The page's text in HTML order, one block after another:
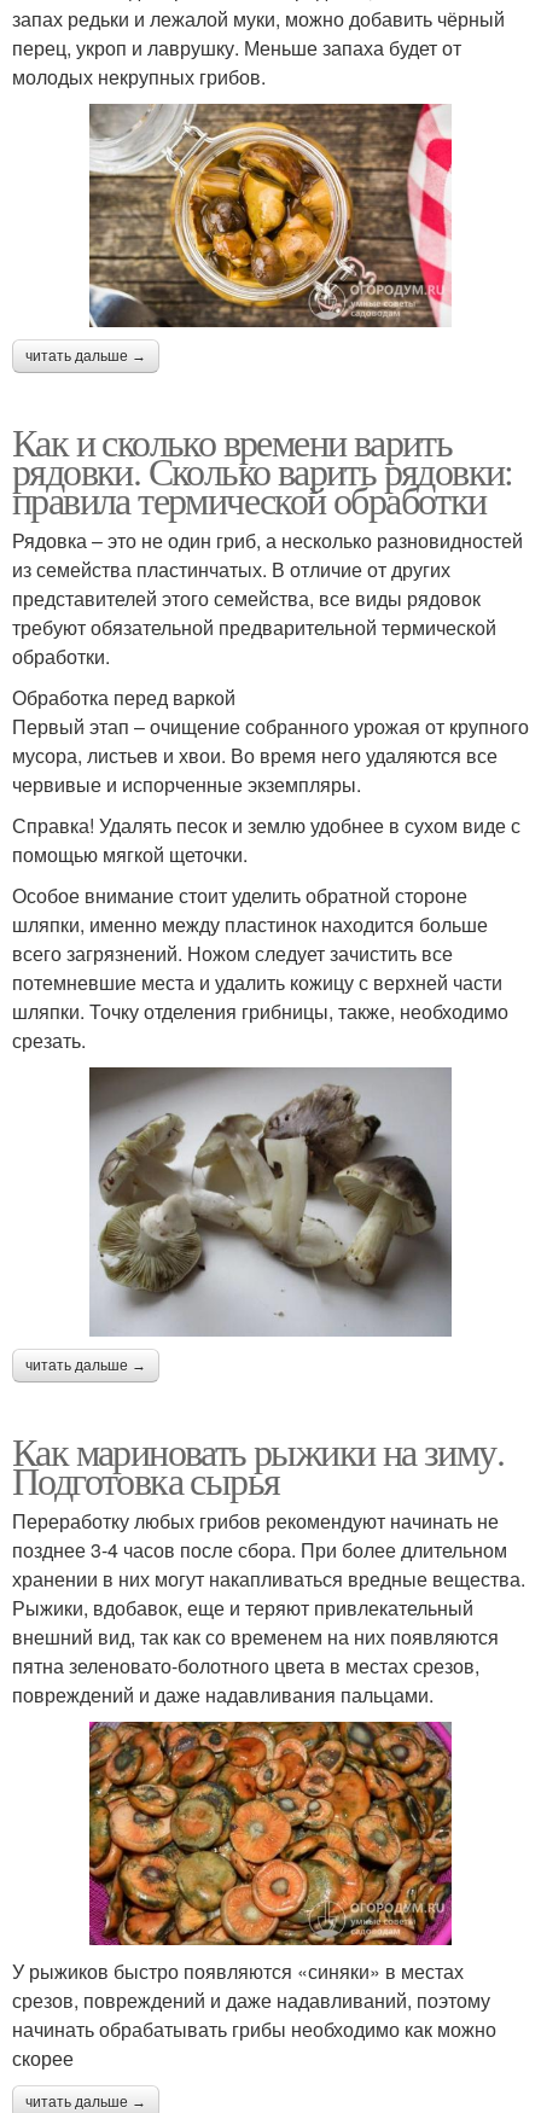
запах редьки и лежалой муки, можно добавить чёрный
перец, укроп и лаврушку. Меньше запаха будет от
молодых некрупных грибов.
читать дальше →
Как и сколько времени варить
рядовки. Сколько варить рядовки:
правила термической обработки
Рядовка – это не один гриб, а несколько разновидностей
из семейства пластинчатых. В отличие от других
представителей этого семейства, все виды рядовок
требуют обязательной предварительной термической
обработки.
Обработка перед варкой
Первый этап – очищение собранного урожая от крупного
мусора, листьев и хвои. Во время него удаляются все
червивые и испорченные экземпляры.
Справка! Удалять песок и землю удобнее в сухом виде с
помощью мягкой щеточки.
Особое внимание стоит уделить обратной стороне
шляпки, именно между пластинок находится больше
всего загрязнений. Ножом следует зачистить все
потемневшие места и удалить кожицу с верхней части
шляпки. Точку отделения грибницы, также, необходимо
срезать.
читать дальше →
Как мариновать рыжики на зиму.
Подготовка сырья
Переработку любых грибов рекомендуют начинать не
позднее 3-4 часов после сбора. При более длительном
хранении в них могут накапливаться вредные вещества.
Рыжики, вдобавок, еще и теряют привлекательный
внешний вид, так как со временем на них появляются
пятна зеленовато-болотного цвета в местах срезов,
повреждений и даже надавливания пальцами.
У рыжиков быстро появляются «синяки» в местах
срезов, повреждений и даже надавливаний, поэтому
начинать обрабатывать грибы необходимо как можно
скорее
читать дальше →